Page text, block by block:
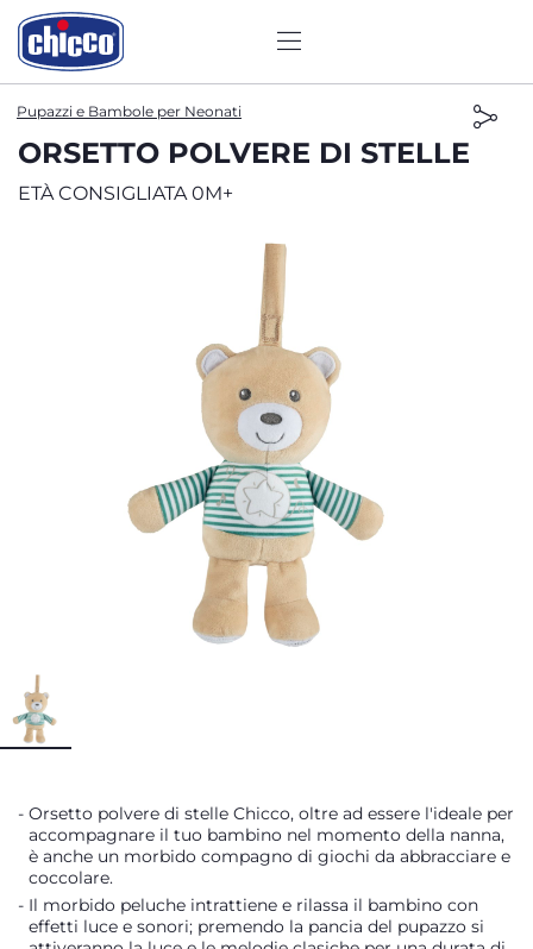
Pupazzi e Bambole per Neonati
ORSETTO POLVERE DI STELLE
ETÀ CONSIGLIATA 0M+
Orsetto polvere di stelle Chicco, oltre ad essere l'ideale per
accompagnare il tuo bambino nel momento della nanna,
è anche un morbido compagno di giochi da abbracciare e
coccolare.
Il morbido peluche intrattiene e rilassa il bambino con
effetti luce e sonori; premendo la pancia del pupazzo si